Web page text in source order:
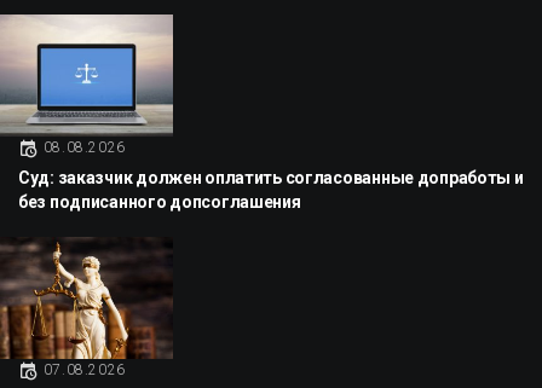
08.08.2026
Суд: заказчик должен оплатить согласованные допработы и
без подписанного допсоглашения
07.08.2026